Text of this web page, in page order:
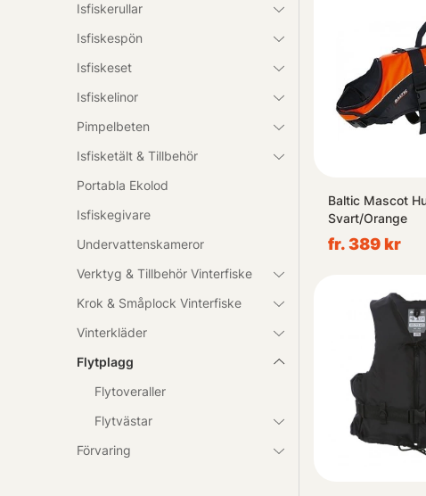
Isfiskerullar
Isfiskespön
Isfiskeset
Isfiskelinor
Pimpelbeten
Isfisketält & Tillbehör
Portabla Ekolod
Isfiskegivare
Undervattenskameror
Verktyg & Tillbehör Vinterfiske
Krok & Småplock Vinterfiske
Vinterkläder
Flytplagg
Flytoveraller
Flytvästar
Förvaring
Baltic Mascot
Svart/Orange
fr. 389 kr